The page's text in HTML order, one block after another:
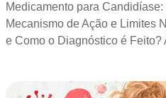
Medicamento para
Mecanismo de Ação e Limites
e Como o Diagnóstico é Feito?